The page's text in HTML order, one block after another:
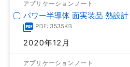
アプリケーションノート
パワー半導体 面実装品 熱設
PDF: 3535KB
2020年12月
アプリケーションノート